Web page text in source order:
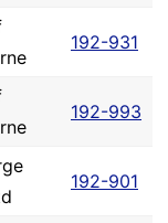
192-931
192-993
192-901